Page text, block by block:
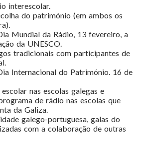
interescolar.
do património (em ambos os
Mundial da Rádio, 13 fevereiro, a
da UNESCO.
tradicionais com participantes de
Internacional do Património. 16 de
nas escolas galegas e
de rádio nas escolas que
da Galiza.
galego-portuguesa, galas do
com a colaboração de outras